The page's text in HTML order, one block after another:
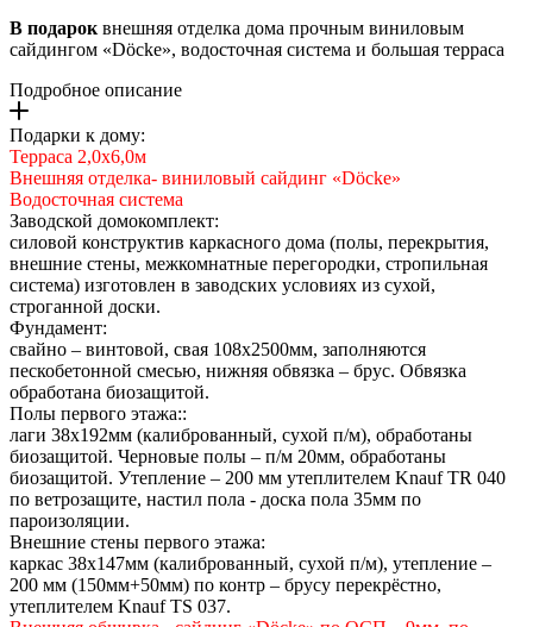
В подароквнешняя отделка дома прочным виниловым
сайдингом «Döcke», водосточная система и большая терраса
Подробное описание
Подарки к дому:
Терраса 2,0х6,0м
Внешняя отделка- виниловый сайдинг «Döcke»
Водосточная система
Заводской домокомплект:
силовой конструктив каркасного дома (полы, перекрытия,
внешние стены, межкомнатные перегородки, стропильная
система) изготовлен в заводских условиях из сухой,
строганной доски.
Фундамент:
свайно – винтовой, свая 108х2500мм, заполняются
пескобетонной смесью, нижняя обвязка – брус. Обвязка
обработана биозащитой.
Полы первого этажа::
лаги 38х192мм (калиброванный, сухой п/м), обработаны
биозащитой. Черновые полы – п/м 20мм, обработаны
биозащитой. Утепление – 200 мм утеплителем Knauf TR 040
по ветрозащите, настил пола - доска пола 35мм по
пароизоляции.
Внешние стены первого этажа:
каркас 38х147мм (калиброванный, сухой п/м), утепление –
200 мм (150мм+50мм) по контр – брусу перекрёстно,
утеплителем Knauf TS 037.